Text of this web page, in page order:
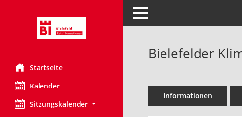
Startseite
Kalender
Sitzungskalender
Toggle navigation
Bielefelder
Informationen